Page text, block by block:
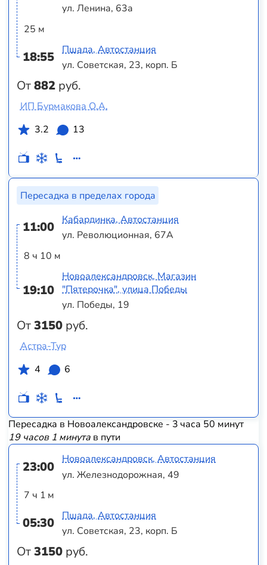
25 м
18:55
От882 руб.
ул. Ленина, 63а
Пшада, Автостанция
ул. Советская, 23, корп. Б
ИП Бурмакова О.А.
3.2
13
Пересадка в пределах города
11:00
8 ч 10 м
19:10
От3150 руб.
Кабардинка, Автостанция
ул. Революционная, 67А
Новоалександровск, Магазин
"Пятерочка", улица Победы
ул. Победы, 19
Астра-Тур
4
6
Пересадка в Новоалександровске - 3 часа 50 минут
19 часов 1 минутав пути
23:00
7 ч 1 м
05:30
От3150 руб.
Новоалександровск, Автостанция
ул. Железнодорожная, 49
Пшада, Автостанция
ул. Советская, 23, корп. Б